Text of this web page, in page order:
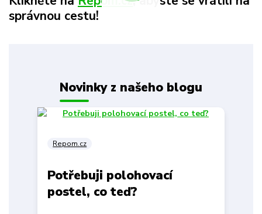
správnou cestu!
Novinky z našeho blogu
Repom.cz
Potřebuji polohovací
postel, co teď?